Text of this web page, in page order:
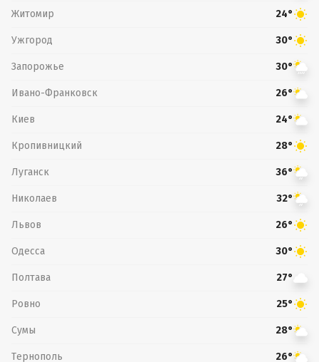
Житомир 24°
Ужгород 30°
Запорожье 30°
Ивано-Франковск 26°
Киев 24°
Кропивницкий 28°
Луганск 36°
Николаев 32°
Львов 26°
Одесса 30°
Полтава 27°
Ровно 25°
Сумы 28°
Тернополь 26°